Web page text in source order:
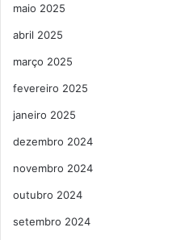
maio 2025
abril 2025
março 2025
fevereiro 2025
janeiro 2025
dezembro 2024
novembro 2024
outubro 2024
setembro 2024